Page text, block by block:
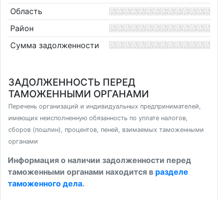
Область
Район
Сумма задолженности
ЗАДОЛЖЕННОСТЬ ПЕРЕД
ТАМОЖЕННЫМИ ОРГАНАМИ
Перечень организаций и индивидуальных предпринимателей,
имеющих неисполненную обязанность по уплате налогов,
сборов (пошлин), процентов, пеней, взимаемых таможенными
органами
Информация о наличии задолженности перед
таможенными органами находится в разделе
таможенного дела.